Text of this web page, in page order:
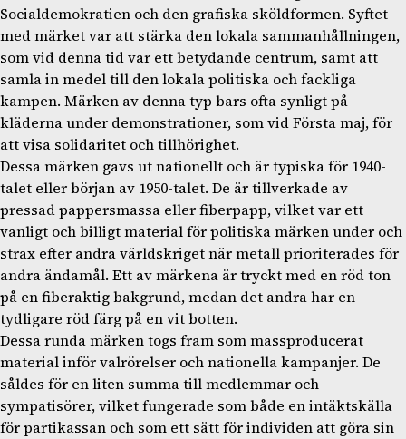
Socialdemokratien och den grafiska sköldformen. Syftet
med märket var att stärka den lokala sammanhållningen,
som vid denna tid var ett betydande centrum, samt att
samla in medel till den lokala politiska och fackliga
kampen. Märken av denna typ bars ofta synligt på
kläderna under demonstrationer, som vid Första maj, för
att visa solidaritet och tillhörighet.
Dessa märken gavs ut nationellt och är typiska för 1940-
talet eller början av 1950-talet. De är tillverkade av
pressad pappersmassa eller fiberpapp, vilket var ett
vanligt och billigt material för politiska märken under och
strax efter andra världskriget när metall prioriterades för
andra ändamål. Ett av märkena är tryckt med en röd ton
på en fiberaktig bakgrund, medan det andra har en
tydligare röd färg på en vit botten.
Dessa runda märken togs fram som massproducerat
material inför valrörelser och nationella kampanjer. De
såldes för en liten summa till medlemmar och
sympatisörer, vilket fungerade som både en intäktskälla
för partikassan och som ett sätt för individen att göra sin